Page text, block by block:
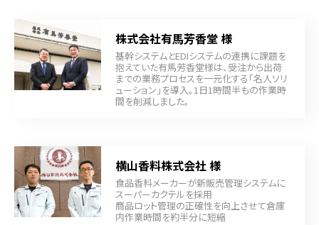
株式会社有馬芳香堂 様
基幹システムとEDIシステムの連携に課題を
抱えていた有馬芳香堂様は、受注から出荷
までの業務プロセスを一元化する「名人ソリ
ューション」を導入。1日1時間半もの作業時
間を削減しました。
横山香料株式会社 様
食品香料メーカーが新販売管理システムに
スーパーカクテルを採用
商品ロット管理の正確性を向上させて倉庫
内作業時間を約半分に短縮